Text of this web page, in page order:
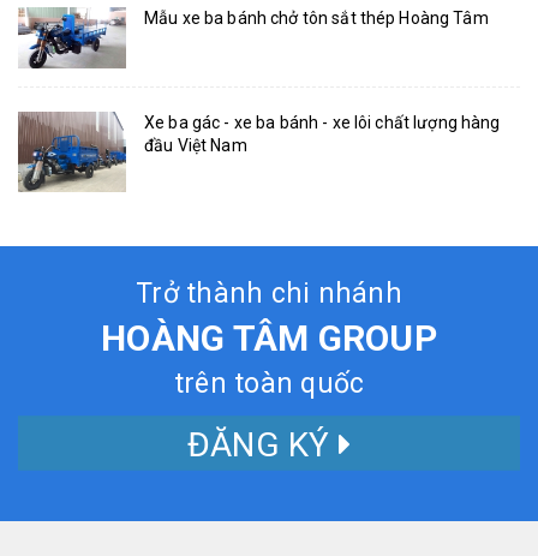
Mẫu xe ba bánh chở tôn sắt thép Hoàng Tâm
Xe ba gác - xe ba bánh - xe lôi chất lượng hàng
đầu Việt Nam
Trở thành chi nhánh
HOÀNG TÂM GROUP
trên toàn quốc
ĐĂNG KÝ